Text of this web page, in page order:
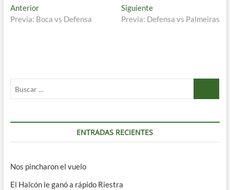
Navegación
de
AnteriorEntrada
anterior:
Previa: Boca vs Defensa
SiguienteEntrada
siguiente:
Previa: Defensa vs Palmeiras
ENTRADAS RECIENTES
Nos pincharon el vuelo
El Halcón le ganó a rápido Riestra